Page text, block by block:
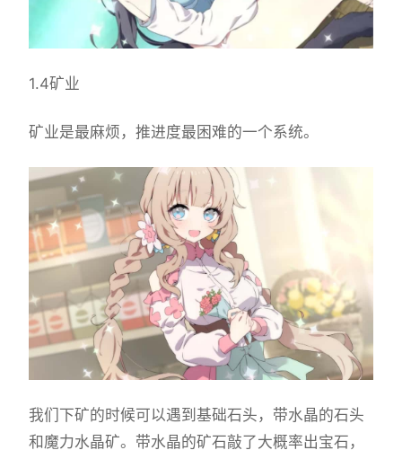
1.4矿业
矿业是最麻烦，推进度最困难的一个系统。
我们下矿的时候可以遇到基础石头，带水晶的石头
和魔力水晶矿。带水晶的矿石敲了大概率出宝石，